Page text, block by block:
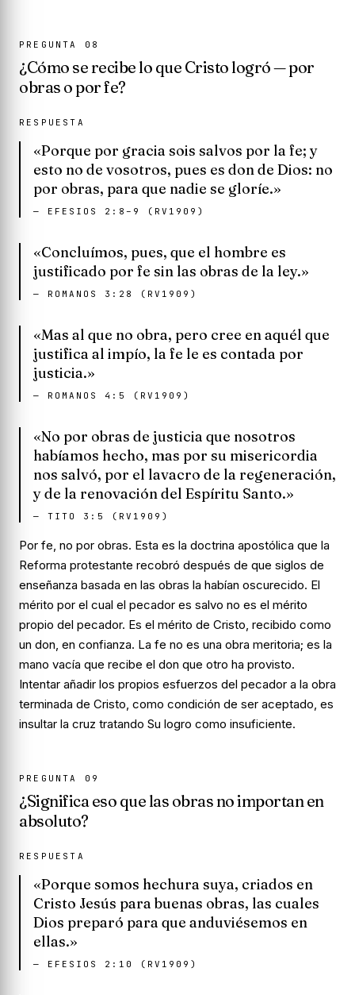
PREGUNTA 08
¿Cómo se recibe lo que Cristo logró — por
obras o por fe?
RESPUESTA
«Porque por gracia sois salvos por la fe; y
esto no de vosotros, pues es don de Dios: no
por obras, para que nadie se gloríe.»
— EFESIOS 2:8–9 (RV1909)
«Concluímos, pues, que el hombre es
justificado por fe sin las obras de la ley.»
— ROMANOS 3:28 (RV1909)
«Mas al que no obra, pero cree en aquél que
justifica al impío, la fe le es contada por
justicia.»
— ROMANOS 4:5 (RV1909)
«No por obras de justicia que nosotros
habíamos hecho, mas por su misericordia
nos salvó, por el lavacro de la regeneración,
y de la renovación del Espíritu Santo.»
— TITO 3:5 (RV1909)
Por fe, no por obras. Esta es la doctrina apostólica que la
Reforma protestante recobró después de que siglos de
enseñanza basada en las obras la habían oscurecido. El
mérito por el cual el pecador es salvo no es el mérito
propio del pecador. Es el mérito de Cristo, recibido como
un don, en confianza. La fe no es una obra meritoria; es la
mano vacía que recibe el don que otro ha provisto.
Intentar añadir los propios esfuerzos del pecador a la obra
terminada de Cristo, como condición de ser aceptado, es
insultar la cruz tratando Su logro como insuficiente.
PREGUNTA 09
¿Significa eso que las obras no importan en
absoluto?
RESPUESTA
«Porque somos hechura suya, criados en
Cristo Jesús para buenas obras, las cuales
Dios preparó para que anduviésemos en
ellas.»
— EFESIOS 2:10 (RV1909)